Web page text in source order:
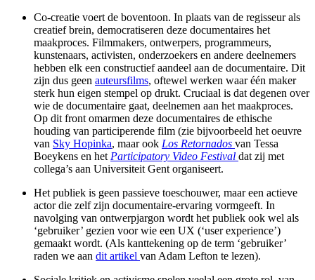
Co-creatie voert de boventoon. In plaats van de regisseur als
creatief brein, democratiseren deze documentaires het
maakproces. Filmmakers, ontwerpers, programmeurs,
kunstenaars, activisten, onderzoekers en andere deelnemers
hebben elk een constructief aandeel aan de documentaire. Dit
zijn dus geen auteursfilms, oftewel werken waar één maker
sterk hun eigen stempel op drukt. Cruciaal is dat degenen over
wie de documentaire gaat, deelnemen aan het maakproces.
Op dit front omarmen deze documentaires de ethische
houding van participerende film (zie bijvoorbeeld het oeuvre
van Sky Hopinka, maar ook Los Retornados van Tessa
Boeykens en het Participatory Video Festival dat zij met
collega’s aan Universiteit Gent organiseert.
Het publiek is geen passieve toeschouwer, maar een actieve
actor die zelf zijn documentaire-ervaring vormgeeft. In
navolging van ontwerpjargon wordt het publiek ook wel als
‘gebruiker’ gezien voor wie een UX (‘user experience’)
gemaakt wordt. (Als kanttekening op de term ‘gebruiker’
raden we aan dit artikel van Adam Lefton te lezen).